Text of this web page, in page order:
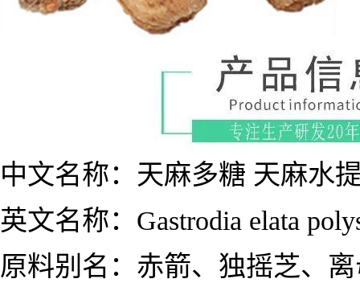
中文名称：天麻多糖 天麻水
英文名称：Gastrodia elata
原料别名： 赤箭、独摇芝、